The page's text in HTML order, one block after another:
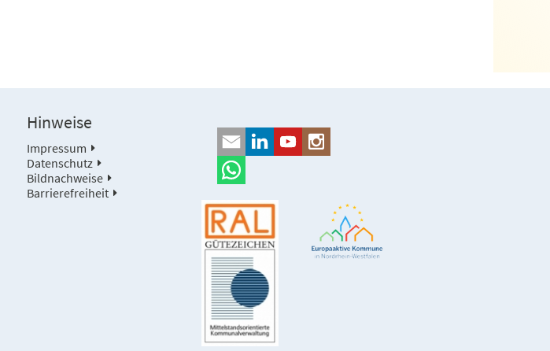
Hinweise
Impressum
Datenschutz
Bildnachweise
Barrierefreiheit